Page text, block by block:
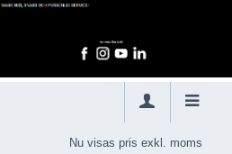
Nu visas pris exkl. moms